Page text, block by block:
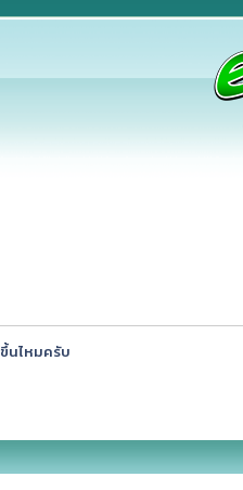
นไหมครับ